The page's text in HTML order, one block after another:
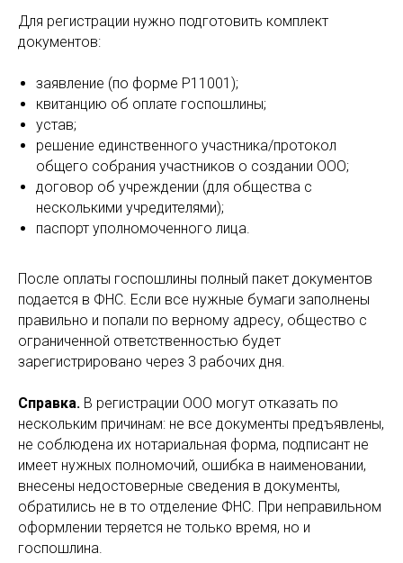
Для регистрации нужно подготовить комплект
документов:
заявление (по форме Р11001);
квитанцию об оплате госпошлины;
устав;
решение единственного участника/протокол
общего собрания участников о создании ООО;
договор об учреждении (для общества с
несколькими учредителями);
паспорт уполномоченного лица.
После оплаты госпошлины полный пакет документов
подается в ФНС. Если все нужные бумаги заполнены
правильно и попали по верному адресу, общество с
ограниченной ответственностью будет
зарегистрировано через 3 рабочих дня.
Справка. В регистрации ООО могут отказать по
нескольким причинам: не все документы предъявлены,
не соблюдена их нотариальная форма, подписант не
имеет нужных полномочий, ошибка в наименовании,
внесены недостоверные сведения в документы,
обратились не в то отделение ФНС. При неправильном
оформлении теряется не только время, но и
госпошлина.